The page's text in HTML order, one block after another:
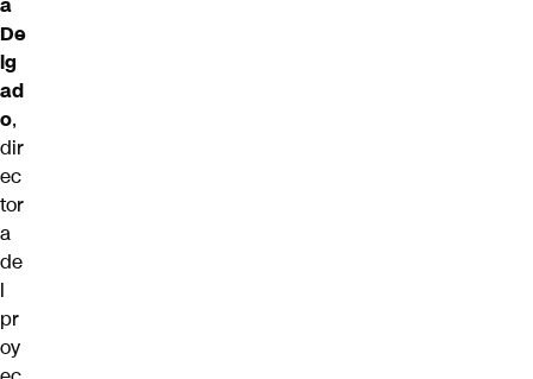
De
lg
ad
o,
dir
ec
tor
a
de
l
pr
oy